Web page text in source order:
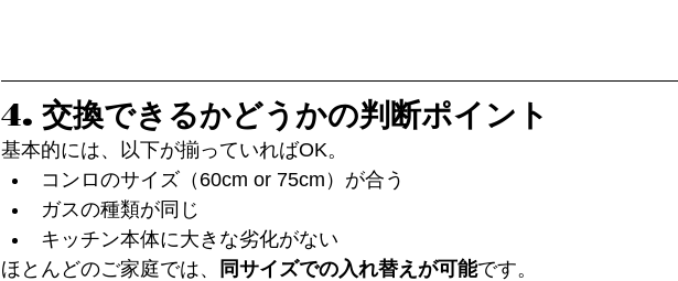
4. 交換できるかどうかの判断ポイント
基本的には、以下が揃っていればOK。
コンロのサイズ（60cm or 75cm）が合う
ガスの種類が同じ
キッチン本体に大きな劣化がない
ほとんどのご家庭では、
同サイズでの入れ替えが可能です。